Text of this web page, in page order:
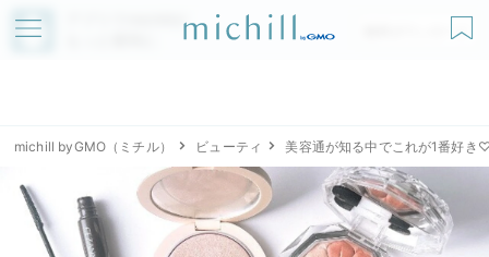
アプリでmichillが
無料ダウンロード
michill byGMO（ミチル） ビューティ 美容通が知る中でこれが1番好き